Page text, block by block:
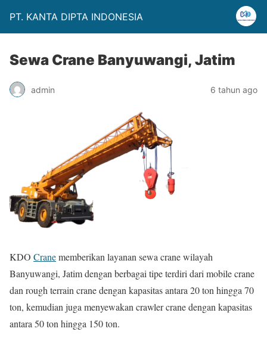
PT. KANTA DIPTA INDONESIA
Sewa Crane Banyuwangi, Jatim
admin 6 tahun ago
KDO Cranememberikan layanan sewa crane wilayah
Banyuwangi, Jatim dengan berbagai tipe terdiri dari mobile crane
dan rough terrain crane dengan kapasitas antara 20 ton hingga 70
ton, kemudian juga menyewakan crawler crane dengan kapasitas
antara 50 ton hingga 150 ton.